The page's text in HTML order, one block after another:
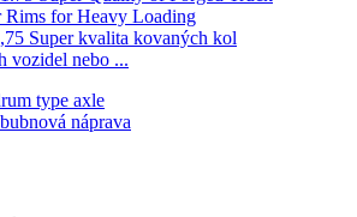
Super kvalita kovaných kol
vozidel nebo ...
náprava